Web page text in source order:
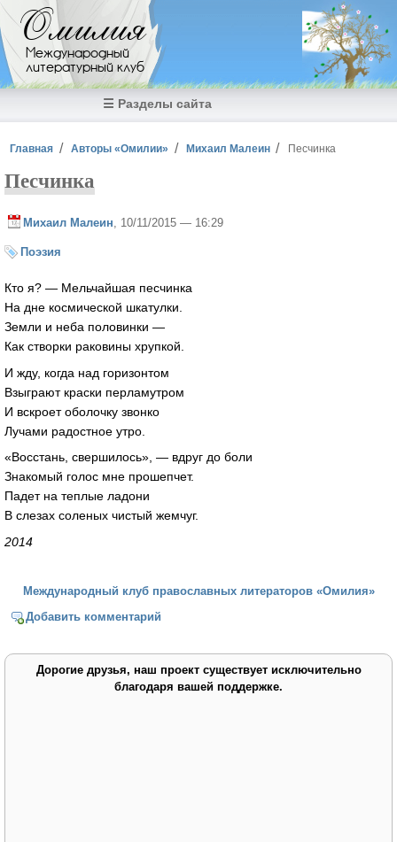
Перейти к основному содержанию
Омилия
Международный
литературный клуб
☰ Разделы сайта
Вы здесь
Главная Авторы «Омилии» Михаил Малеин Песчинка
Песчинка
Михаил Малеин , 10/11/2015 — 16:29
Поэзия
Кто я? — Мельчайшая песчинка
На дне космической шкатулки.
Земли и неба половинки —
Как створки раковины хрупкой.
И жду, когда над горизонтом
Взыграют краски перламутром
И вскроет оболочку звонко
Лучами радостное утро.
«Восстань, свершилось», — вдруг до боли
Знакомый голос мне прошепчет.
Падет на теплые ладони
В слезах соленых чистый жемчуг.
2014
Международный клуб православных литераторов «Омилия»
Добавить комментарий
Дорогие друзья, наш проект существует исключительно
благодаря вашей поддержке.